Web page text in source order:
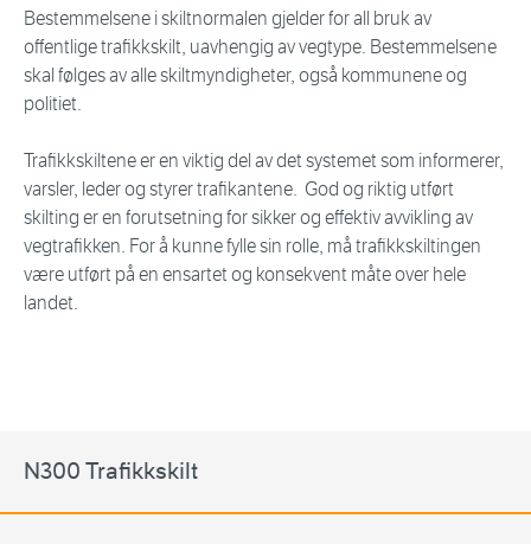
Bestemmelsene i skiltnormalen gjelder for all bruk av
offentlige trafikkskilt, uavhengig av vegtype. Bestemmelsene
skal følges av alle skiltmyndigheter, også kommunene og
politiet.
Trafikkskiltene er en viktig del av det systemet som informerer,
varsler, leder og styrer trafikantene. God og riktig utført
skilting er en forutsetning for sikker og effektiv avvikling av
vegtrafikken. For å kunne fylle sin rolle, må trafikkskiltingen
være utført på en ensartet og konsekvent måte over hele
landet.
N300 Trafikkskilt